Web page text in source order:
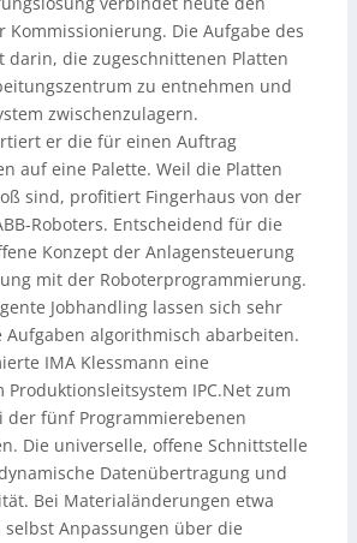
Kommissionierung. Die Aufgabe des
darin, die zugeschnittenen Platten
zu entnehmen und
zwischenzulagern.
er die für einen Auftrag
auf eine Palette. Weil die Platten
sind, profitiert Fingerhaus von der
Roboters. Entscheidend für die
Konzept der Anlagensteuerung
mit der Roboterprogrammierung.
Jobhandling lassen sich sehr
algorithmisch abarbeiten.
IMA Klessmann eine
Produktionsleitsystem IPC.Net zum
der fünf Programmierebenen
Die universelle, offene Schnittstelle
Datenübertragung und
Bei Materialänderungen etwa
selbst Anpassungen über die